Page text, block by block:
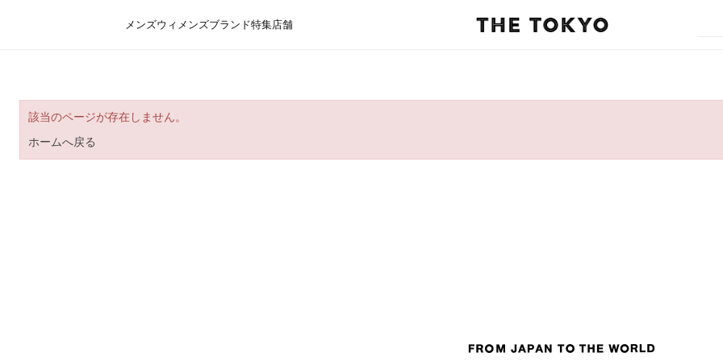
メンズウィメンズブランド特集店舗
該当のページが存在しません。
ホームへ戻る